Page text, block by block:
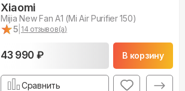
Xiaomi
Mijia New Fan A1 (Mi Air Purifier 150)
★
★5 14 отзывов(а)
43 990 ₽ В корзину
Сравнить